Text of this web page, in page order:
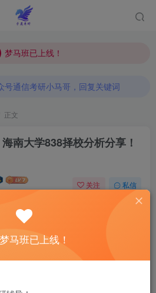
梦马班已上线！
梦马班已上线！
号通信考研小马哥，回复关键词
号通信考研小马哥，回复关键词
正文
南大学838择校分析分享！
关注 私信
分析公开课邀请直系学长学姐分
公开课前，将收集同学们对具体
，会在直播中
马班已上线！